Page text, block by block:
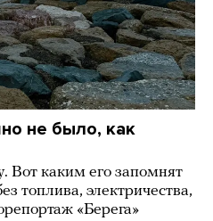
не было, как
Вот каким его запомнят
топлива, электричества,
«Берега»